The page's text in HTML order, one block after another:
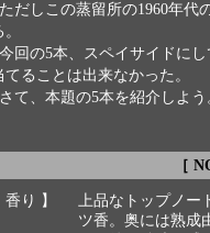
ただしこの蒸留所の1960年代
今回の5本、スペイサイドに
てることは出来なかった。
さて、本題の5本を紹介しよう
［
香り 】
上品なトップノ
ツ香。奥には熟成